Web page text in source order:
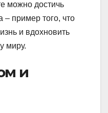
можно достичь
– пример того, что
и вдохновить
миру.
и